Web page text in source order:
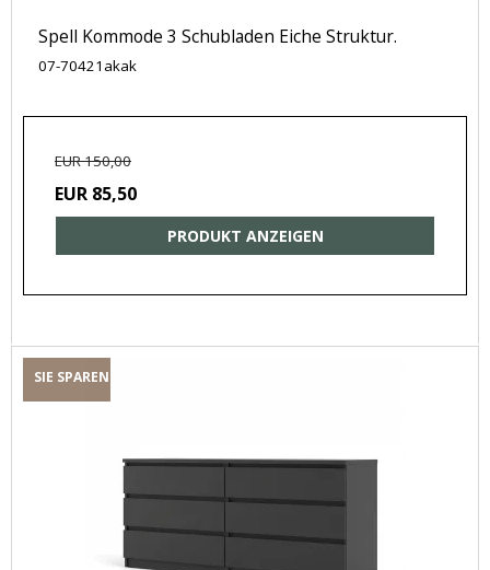
Spell Kommode 3 Schubladen Eiche Struktur.
07-70421akak
EUR 150,00
EUR 85,50
PRODUKT ANZEIGEN
SIE SPAREN